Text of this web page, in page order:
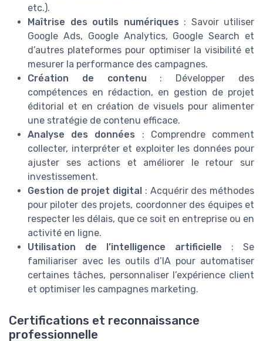
etc.).
Maîtrise des outils numériques : Savoir utiliser
Google Ads, Google Analytics, Google Search et
d’autres plateformes pour optimiser la visibilité et
mesurer la performance des campagnes.
Création de contenu : Développer des
compétences en rédaction, en gestion de projet
éditorial et en création de visuels pour alimenter
une stratégie de contenu efficace.
Analyse des données : Comprendre comment
collecter, interpréter et exploiter les données pour
ajuster ses actions et améliorer le retour sur
investissement.
Gestion de projet digital : Acquérir des méthodes
pour piloter des projets, coordonner des équipes et
respecter les délais, que ce soit en entreprise ou en
activité en ligne.
Utilisation de l’intelligence artificielle : Se
familiariser avec les outils d’IA pour automatiser
certaines tâches, personnaliser l’expérience client
et optimiser les campagnes marketing.
Certifications et reconnaissance
professionnelle